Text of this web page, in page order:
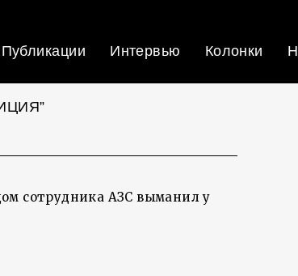
Публикации Интервью Колонки
сотрудника АЗС выманил у